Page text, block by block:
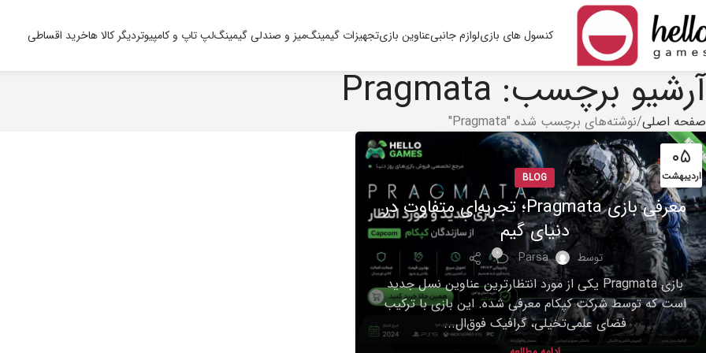
کنسول های بازیلوازم جانبیعناوین بازیتجهیزات گیمینگمیز و صندلی گیمینگلپ تاپ و کامپیوتردیگر کالا هاخرید اقساطی
آرشیو برچسب: Pragmata
صفحه اصلی نوشته‌های برچسب شده "Pragmata"
۰۵
اردیبهشت BLOG
معرفی بازی Pragmata؛ تجربه‌ای متفاوت در
دنیای گیم
توسط Parsa ۰
بازی Pragmata یکی از مورد انتظارترین عناوین نسل جدید
است که توسط شرکت کپکام معرفی شده. این بازی با ترکیب
فضای علمی‌تخیلی، گرافیک فوق‌ال...